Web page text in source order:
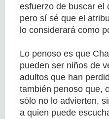
esfuerzo de buscar el
pero sí sé que el
lo considerará como
Lo penoso es que
pueden ser niños de
adultos que han
también penoso que,
sólo no lo advierten,
a quien puede